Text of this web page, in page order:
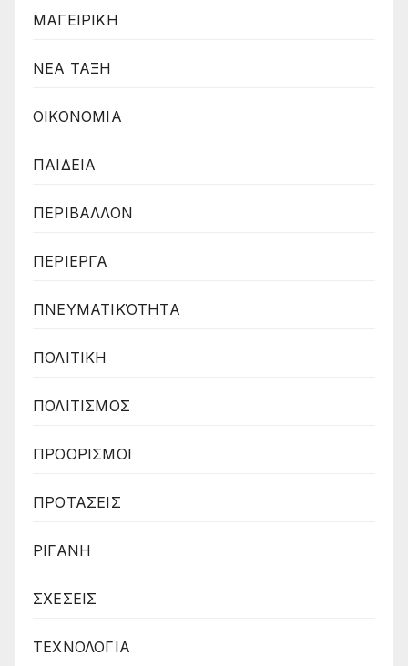
ΜΑΓΕΙΡΙΚΗ
ΝΕΑ ΤΑΞΗ
ΟΙΚΟΝΟΜΙΑ
ΠΑΙΔΕΙΑ
ΠΕΡΙΒΑΛΛΟΝ
ΠΕΡΙΕΡΓΑ
ΠΝΕΥΜΑΤΙΚΌΤΗΤΑ
ΠΟΛΙΤΙΚΗ
ΠΟΛΙΤΙΣΜΟΣ
ΠΡΟΟΡΙΣΜΟΙ
ΠΡΟΤΑΣΕΙΣ
ΡΙΓΑΝΗ
ΣΧΕΣΕΙΣ
ΤΕΧΝΟΛΟΓΙΑ